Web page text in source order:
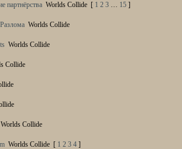
партнёрства Worlds Collide [ 1 2 3 … 15 ]
Worlds Collide
Worlds Collide
Collide
Worlds Collide
Worlds Collide [ 1 2 3 4 ]